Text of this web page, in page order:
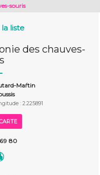
souris
liste
des chauves-
Maŕtin
: 2.225891
80